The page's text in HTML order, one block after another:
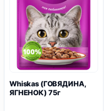
Whiskas (ГОВЯДИНА,
ЯГНЕНОК) 75г